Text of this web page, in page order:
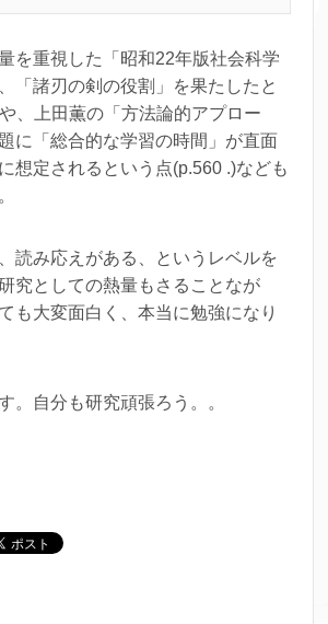
を重視した「昭和22年版社会科学
「諸刃の剣の役割」を果たしたと
、上田薫の「方法論的アプロー
に「総合的な学習の時間」が直面
想定されるという点(p.560 .)なども
。
読み応えがある、というレベルを
究としての熱量もさることなが
も大変面白く、本当に勉強になり
。自分も研究頑張ろう。。